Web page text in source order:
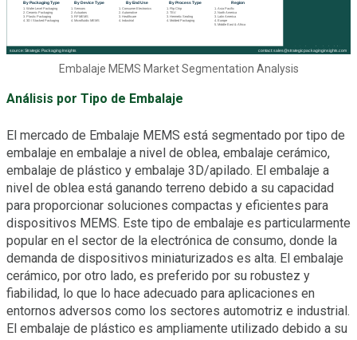
Embalaje MEMS Market Segmentation Analysis
Análisis por Tipo de Embalaje
El mercado de Embalaje MEMS está segmentado por tipo de
embalaje en embalaje a nivel de oblea, embalaje cerámico,
embalaje de plástico y embalaje 3D/apilado. El embalaje a
nivel de oblea está ganando terreno debido a su capacidad
para proporcionar soluciones compactas y eficientes para
dispositivos MEMS. Este tipo de embalaje es particularmente
popular en el sector de la electrónica de consumo, donde la
demanda de dispositivos miniaturizados es alta. El embalaje
cerámico, por otro lado, es preferido por su robustez y
fiabilidad, lo que lo hace adecuado para aplicaciones en
entornos adversos como los sectores automotriz e industrial.
El embalaje de plástico es ampliamente utilizado debido a su